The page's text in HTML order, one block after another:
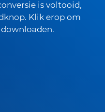
is voltooid,
Klik erop om